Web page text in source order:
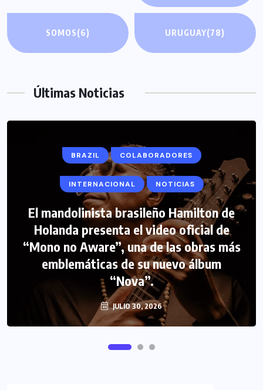
SOMOS(6) URUGUAY(78)
Últimas Noticias
BRAZIL COLABORADORES
INTERNACIONAL NOTICIAS
El mandolinista brasileño Hamilton de
Holanda presenta el video oficial de
“Mono no Aware”, una de las obras más
emblemáticas de su nuevo álbum
“Nova”.
JULIO 30, 2026